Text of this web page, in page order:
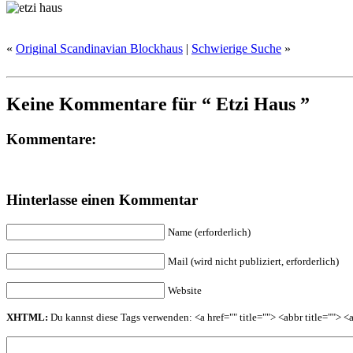
« Original Scandinavian Blockhaus | Schwierige Suche »
Keine Kommentare für “ Etzi Haus ”
Kommentare:
Hinterlasse einen Kommentar
Name (erforderlich)
Mail (wird nicht publiziert, erforderlich)
Website
XHTML: Du kannst diese Tags verwenden: <a href="" title=""> <abbr title="">